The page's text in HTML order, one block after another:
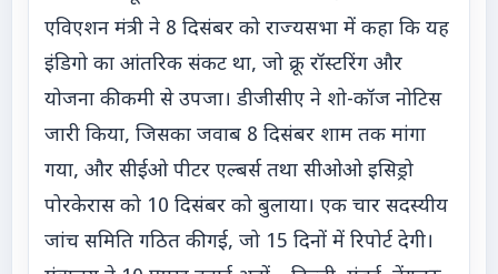
एविएशन मंत्री ने 8 दिसंबर को राज्यसभा में कहा कि यह
इंडिगो का आंतरिक संकट था, जो क्रू रॉस्टरिंग और
योजना की कमी से उपजा। डीजीसीए ने शो-कॉज नोटिस
जारी किया, जिसका जवाब 8 दिसंबर शाम तक मांगा
गया, और सीईओ पीटर एल्बर्स तथा सीओओ इसिड्रो
पोरकेरास को 10 दिसंबर को बुलाया। एक चार सदस्यीय
जांच समिति गठित की गई, जो 15 दिनों में रिपोर्ट देगी।